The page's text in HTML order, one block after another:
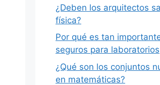
¿Deben los arquitectos
física?
Por qué es tan
seguros para laboratorios
¿Qué son los conjuntos
en matemáticas?